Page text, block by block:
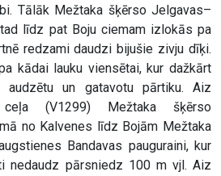
Tālāk Mežtaka šķērso Jelgavas–
līdz pat Boju ciemam izlokās pa
redzami daudzi bijušie zivju dīķi.
kādai lauku viensētai, kur dažkārt
un gatavotu pārtiku. Aiz
ceļa (V1299) Mežtaka šķērso
no Kalvenes līdz Bojām Mežtaka
Bandavas pauguraini, kur
nedaudz pārsniedz 100 m vjl. Aiz